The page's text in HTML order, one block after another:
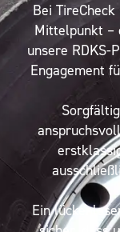
Bei
Mittelpunkt –
unsere RDKS-
Engagement
Ein